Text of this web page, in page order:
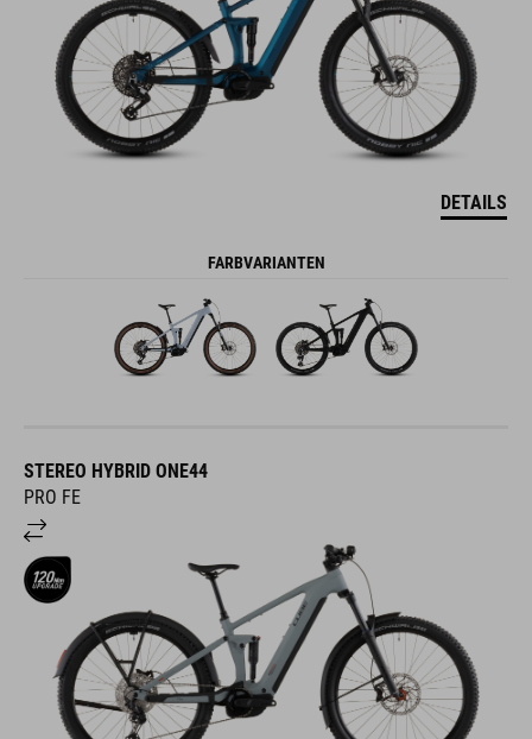
DETAILS
FARBVARIANTEN
STEREO HYBRID ONE44
PRO FE